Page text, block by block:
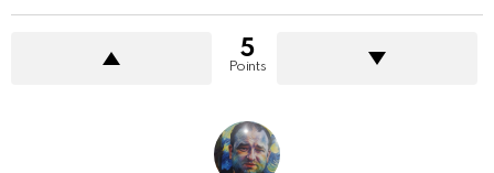
5
Points